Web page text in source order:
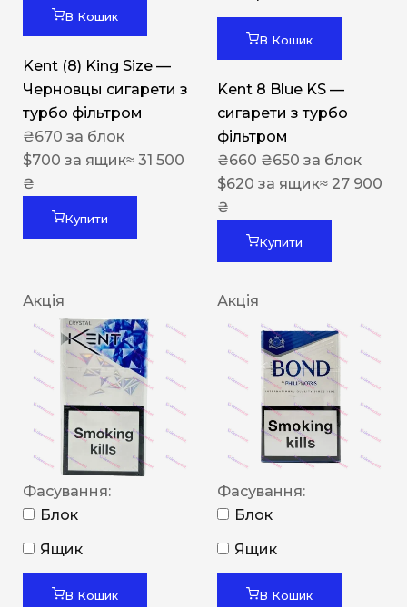
В Кошик
Kent (8) King Size —
Черновцы сигарети з
турбо фільтром
₴670 за блок
$700 за ящик≈ 31 500
₴
Купити
В Кошик
Kent 8 Blue KS —
сигарети з турбо
фільтром
₴660 ₴650 за блок
$620 за ящик≈ 27 900
₴
Купити
Акція
Фасування:
Блок
Ящик
В Кошик
Акція
Фасування:
Блок
Ящик
В Кошик